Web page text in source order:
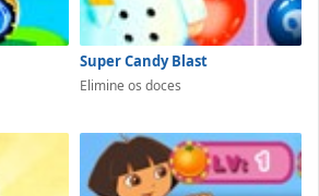
Super Candy Blast
Elimine os doces